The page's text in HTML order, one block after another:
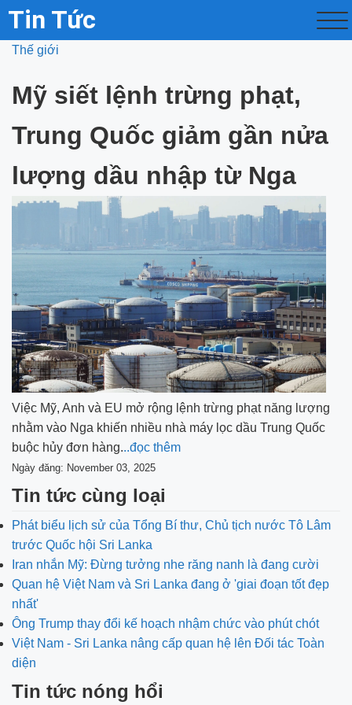
Tin Tức
Thế giới
Mỹ siết lệnh trừng phạt,
Trung Quốc giảm gần nửa
lượng dầu nhập từ Nga
Việc Mỹ, Anh và EU mở rộng lệnh trừng phạt năng lượng
nhằm vào Nga khiến nhiều nhà máy lọc dầu Trung Quốc
buộc hủy đơn hàng...đọc thêm
Ngày đăng: November 03, 2025
Tin tức cùng loại
Phát biểu lịch sử của Tổng Bí thư, Chủ tịch nước Tô Lâm
trước Quốc hội Sri Lanka
Iran nhắn Mỹ: Đừng tưởng nhe răng nanh là đang cười
Quan hệ Việt Nam và Sri Lanka đang ở 'giai đoạn tốt đẹp
nhất'
Ông Trump thay đổi kế hoạch nhậm chức vào phút chót
Việt Nam - Sri Lanka nâng cấp quan hệ lên Đối tác Toàn
diện
Tin tức nóng hổi